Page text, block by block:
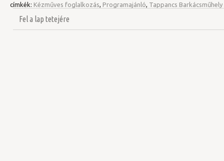
címkék: Kézműves foglalkozás Programajánló Tappancs Barkácsműhely
Fel a lap tetejére